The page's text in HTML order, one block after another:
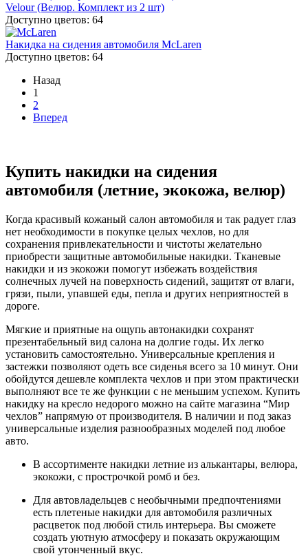
Velour (Велюр. Комплект из 2 шт)
Доступно цветов: 64
Накидка на сидения автомобиля McLaren
Доступно цветов: 64
Назад
1
2
Вперед
Купить накидки на сидения
автомобиля (летние, экокожа, велюр)
Когда красивый кожаный салон автомобиля и так радует глаз
нет необходимости в покупке целых чехлов, но для
сохранения привлекательности и чистоты желательно
приобрести защитные автомобильные накидки. Тканевые
накидки и из экокожи помогут избежать воздействия
солнечных лучей на поверхность сидений, защитят от влаги,
грязи, пыли, упавшей еды, пепла и других неприятностей в
дороге.
Мягкие и приятные на ощупь автонакидки сохранят
презентабельный вид салона на долгие годы. Их легко
установить самостоятельно. Универсальные крепления и
застежки позволяют одеть все сиденья всего за 10 минут. Они
обойдутся дешевле комплекта чехлов и при этом практически
выполняют все те же функции с не меньшим успехом. Купить
накидку на кресло недорого можно на сайте магазина “Мир
чехлов” напрямую от производителя. В наличии и под заказ
универсальные изделия разнообразных моделей под любое
авто.
В ассортименте накидки летние из алькантары, велюра,
экокожи, с прострочкой ромб и без.
Для автовладельцев с необычными предпочтениями
есть плетеные накидки для автомобиля различных
расцветок под любой стиль интерьера. Вы сможете
создать уютную атмосферу и показать окружающим
свой утонченный вкус.